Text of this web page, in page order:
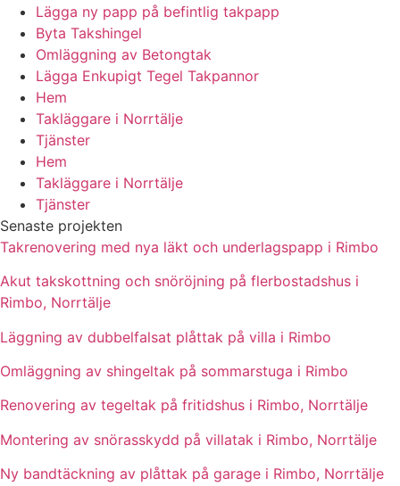
Lägga ny papp på befintlig takpapp
Byta Takshingel
Omläggning av Betongtak
Lägga Enkupigt Tegel Takpannor
Hem
Takläggare i Norrtälje
Tjänster
Hem
Takläggare i Norrtälje
Tjänster
Senaste projekten
Takrenovering med nya läkt och underlagspapp i Rimbo
Akut takskottning och snöröjning på flerbostadshus i
Rimbo, Norrtälje
Läggning av dubbelfalsat plåttak på villa i Rimbo
Omläggning av shingeltak på sommarstuga i Rimbo
Renovering av tegeltak på fritidshus i Rimbo, Norrtälje
Montering av snörasskydd på villatak i Rimbo, Norrtälje
Ny bandtäckning av plåttak på garage i Rimbo, Norrtälje